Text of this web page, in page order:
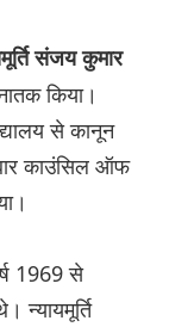
संजय कुमार
किया।
से कानून
काउंसिल ऑफ
1969 से
न्यायमूर्ति